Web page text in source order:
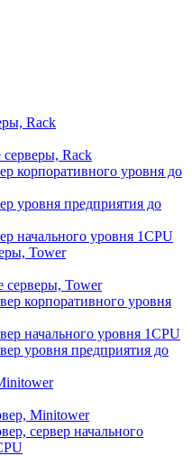
Rack
Rack
корпоративного уровня до
уровня предприятия до
начального уровня 1CPU
Tower
Tower
корпоративного уровня
начального уровня 1CPU
уровня предприятия до
Minitower
сервер начального